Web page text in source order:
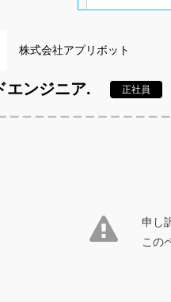
株式会社アプリボット
エンジニア. 正社員
申し
この